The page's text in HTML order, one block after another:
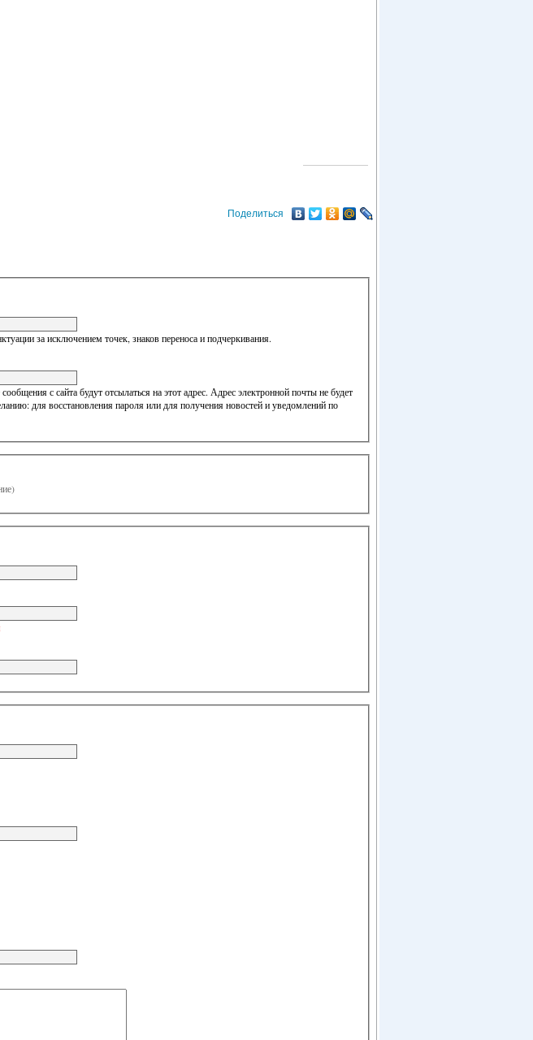
Поделиться
за исключением точек, знаков переноса и подчеркивания.
с сайта будут отсылаться на этот адрес. Адрес электронной почты не будет
для восстановления пароля или для получения новостей и уведомлений по